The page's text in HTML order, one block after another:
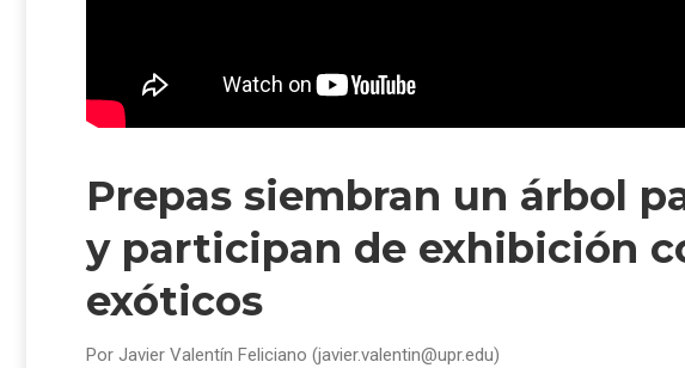
Prepas siembran un árbol
y participan de exhibición
exóticos
Por Javier Valentín Feliciano (javier.valentin@upr.edu)